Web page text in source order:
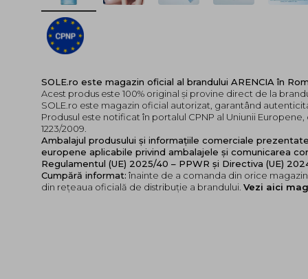
SOLE.ro este magazin oficial al brandului ARENCIA în
Acest produs este 100% original și provine direct de la
SOLE.ro este magazin oficial autorizat, garantând
Produsul este notificat în portalul CPNP al Uniunii
1223/2009.
Ambalajul produsului și informațiile comerciale
europene aplicabile privind ambalajele și comunicarea
Regulamentul (UE) 2025/40 – PPWR și Directiva (UE)
Cumpără informat: înainte de a comanda din orice
din rețeaua oficială de distribuție a brandului. Vezi aici